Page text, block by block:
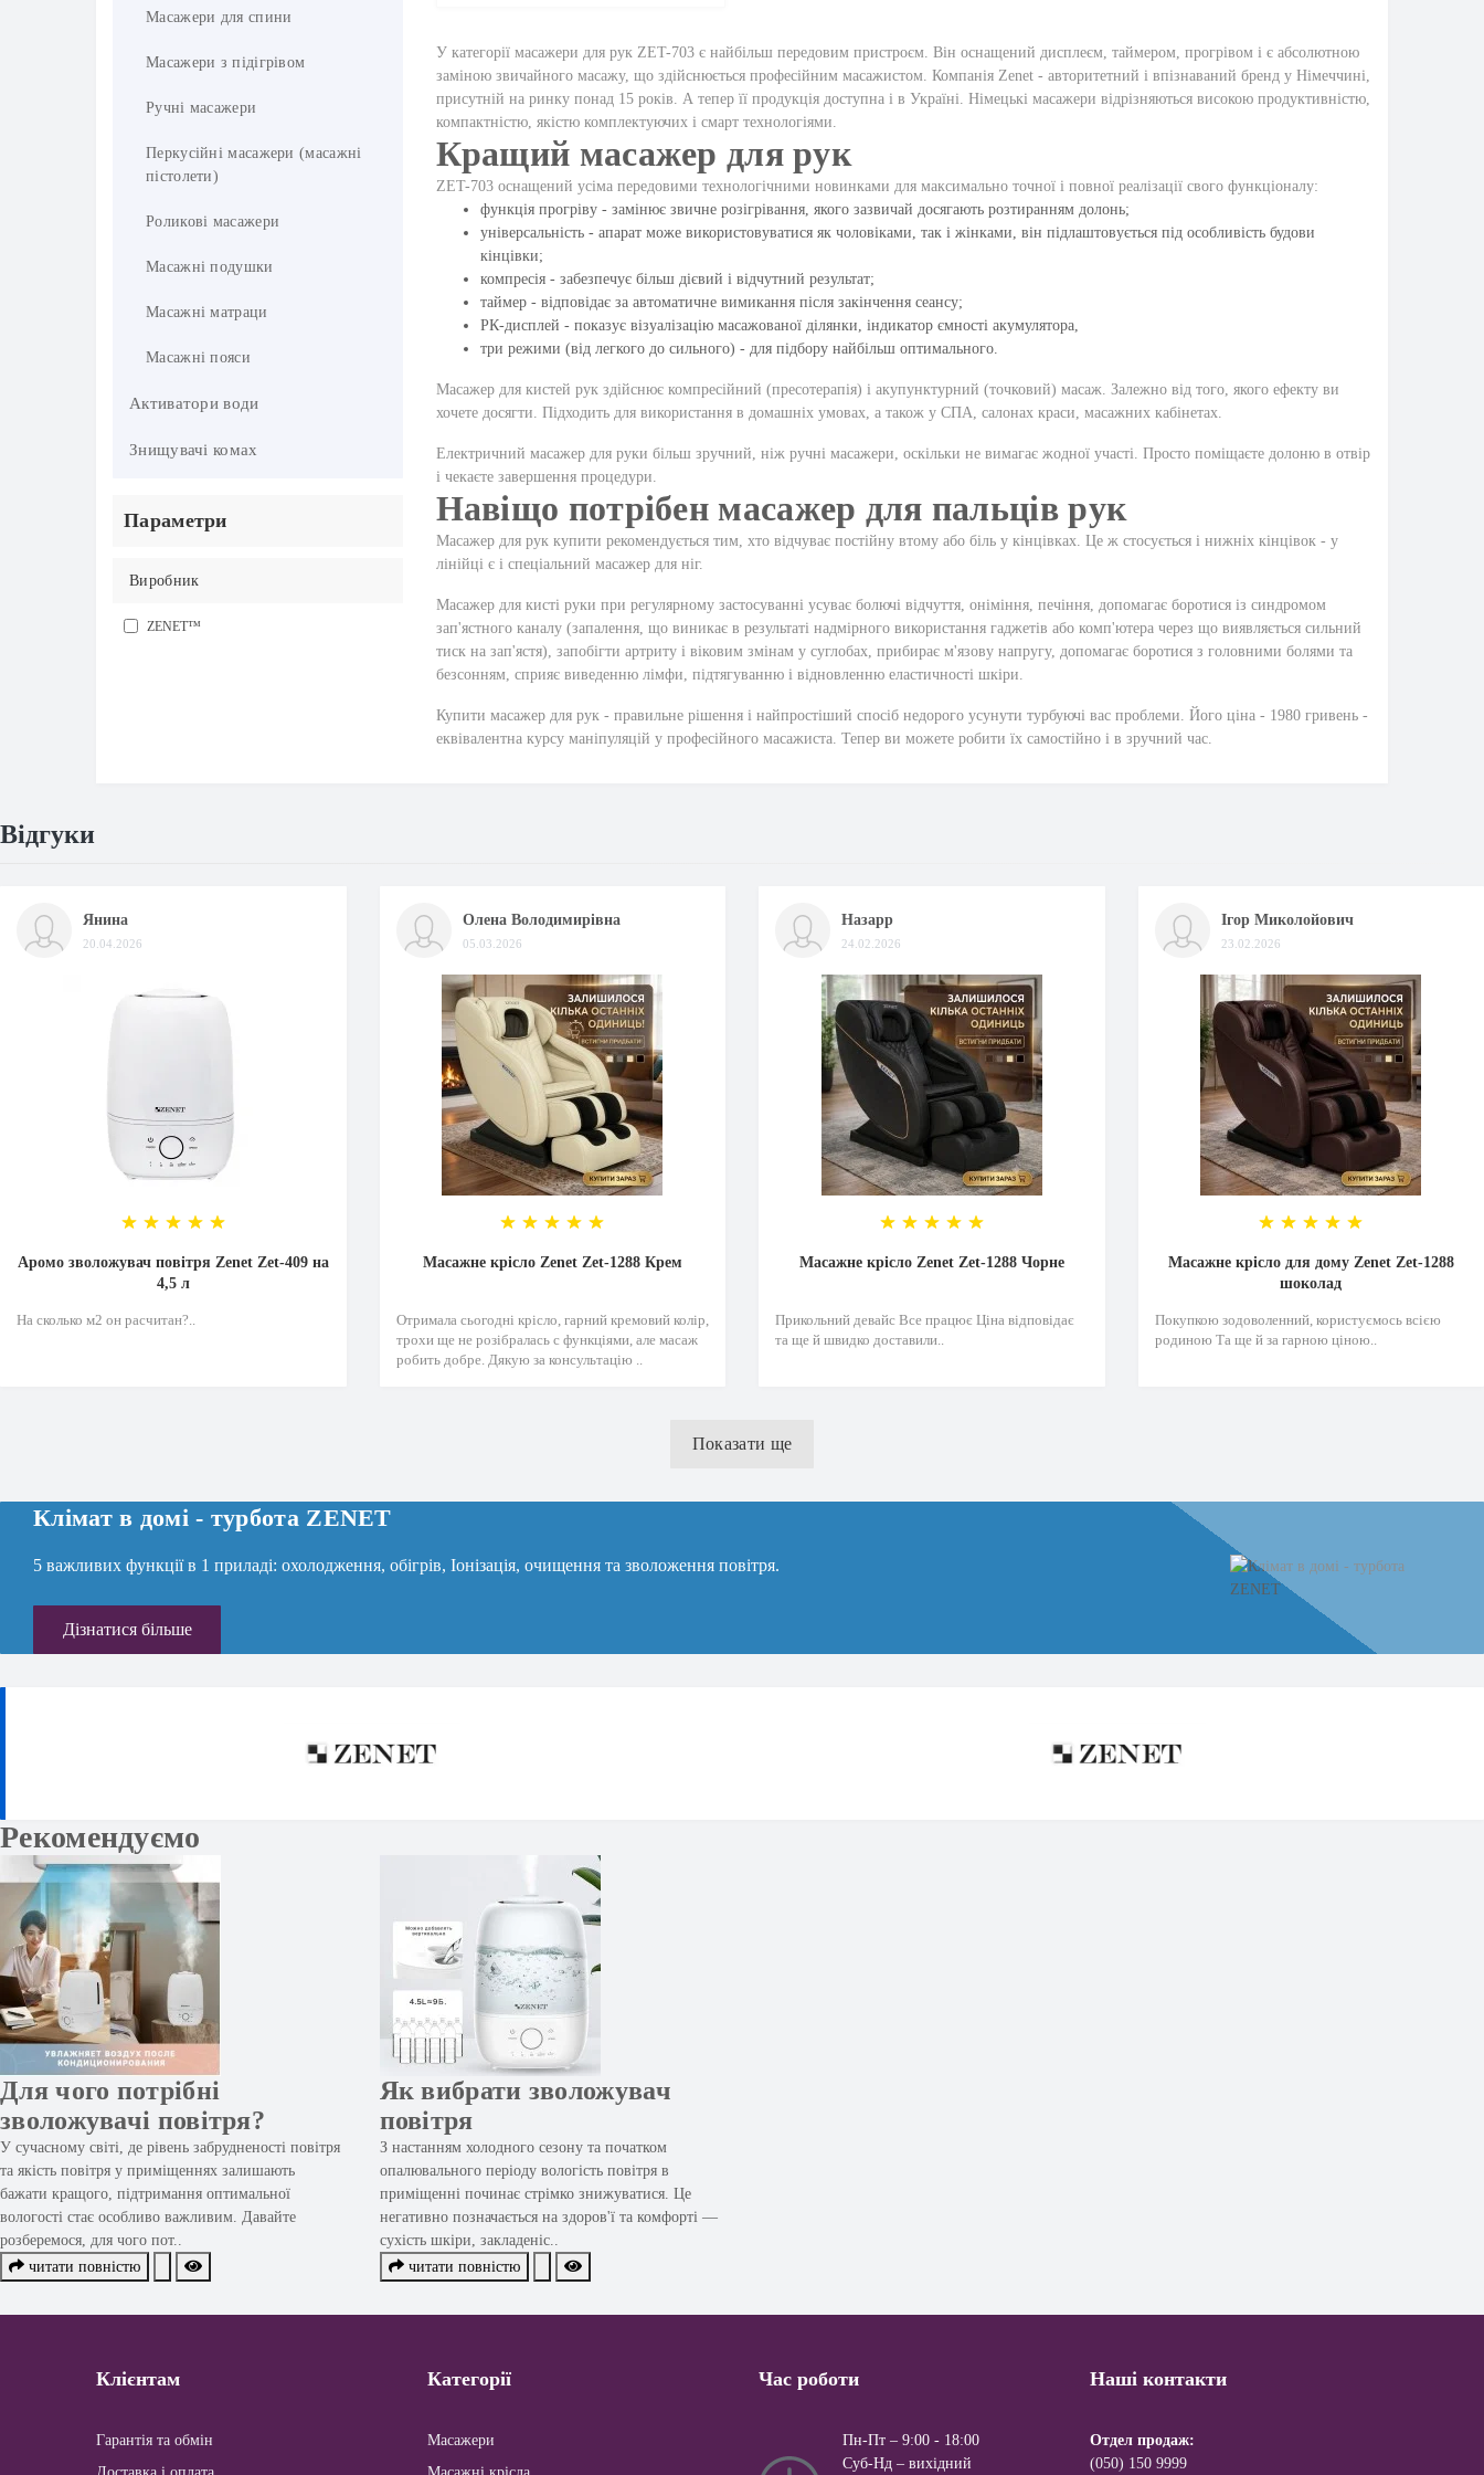
Масажери для спини
Масажери з підігрівом
Ручні масажери
Перкусійні масажери (масажні
пістолети)
Роликові масажери
Масажні подушки
Масажні матраци
Масажні пояси
Активатори води
Знищувачi комах
Параметри
Виробник
ZENET™
У категорії масажери для рук ZET-703 є найбільш передовим пристроєм. Він оснащений дисплеєм, таймером, прогрівом і є абсолютною
заміною звичайного масажу, що здійснюється професійним масажистом. Компанія Zenet - авторитетний і впізнаваний бренд у Німеччині,
присутній на ринку понад 15 років. А тепер її продукція доступна і в Україні. Німецькі масажери відрізняються високою продуктивністю,
компактністю, якістю комплектуючих і смарт технологіями.
Кращий масажер для рук
ZET-703 оснащений усіма передовими технологічними новинками для максимально точної і повної реалізації свого функціоналу:
функція прогріву - замінює звичне розігрівання, якого зазвичай досягають розтиранням долонь;
універсальність - апарат може використовуватися як чоловіками, так і жінками, він підлаштовується під особливість будови
кінцівки;
компресія - забезпечує більш дієвий і відчутний результат;
таймер - відповідає за автоматичне вимикання після закінчення сеансу;
РК-дисплей - показує візуалізацію масажованої ділянки, індикатор ємності акумулятора,
три режими (від легкого до сильного) - для підбору найбільш оптимального.
Масажер для кистей рук здійснює компресійний (пресотерапія) і акупунктурний (точковий) масаж. Залежно від того, якого ефекту ви
хочете досягти. Підходить для використання в домашніх умовах, а також у СПА, салонах краси, масажних кабінетах.
Електричний масажер для руки більш зручний, ніж ручні масажери, оскільки не вимагає жодної участі. Просто поміщаєте долоню в отвір
і чекаєте завершення процедури.
Навіщо потрібен масажер для пальців рук
Масажер для рук купити рекомендується тим, хто відчуває постійну втому або біль у кінцівках. Це ж стосується і нижніх кінцівок - у
лінійці є і спеціальний масажер для ніг.
Масажер для кисті руки при регулярному застосуванні усуває болючі відчуття, оніміння, печіння, допомагає боротися із синдромом
зап'ястного каналу (запалення, що виникає в результаті надмірного використання гаджетів або комп'ютера через що виявляється сильний
тиск на зап'ястя), запобігти артриту і віковим змінам у суглобах, прибирає м'язову напругу, допомагає боротися з головними болями та
безсонням, сприяє виведенню лімфи, підтягуванню і відновленню еластичності шкіри.
Купити масажер для рук - правильне рішення і найпростіший спосіб недорого усунути турбуючі вас проблеми. Його ціна - 1980 гривень -
еквівалентна курсу маніпуляцій у професійного масажиста. Тепер ви можете робити їх самостійно і в зручний час.
Відгуки
Янина
20.04.2026
Аромо зволожувач повітря Zenet Zet-409 на
4,5 л
На сколько м2 он расчитан?..
Олена Володимирівна
05.03.2026
Масажне крісло Zenet Zet-1288 Крем
Отримала сьогодні крісло, гарний кремовий колір,
трохи ще не розібралась с функціями, але масаж
робить добре. Дякую за консультацію ..
Назарр
24.02.2026
Масажне крісло Zenet Zet-1288 Чорне
Прикольний девайс Все працює Ціна відповідає
та ще й швидко доставили..
Ігор Миколойович
23.02.2026
Масажне крісло для дому Zenet Zet-1288
шоколад
Покупкою зодоволенний, користуємось всією
родиною Та ще й за гарною ціною..
Показати ще
Клімат в домi - турбота ZENET
5 важливих функції в 1 приладі: охолодження, обігрів, Іонізація, очищення та зволоження повітря.
Дізнатися більше
Рекомендуємо
Для чого потрібні
зволожувачі повітря?
У сучасному світі, де рівень забрудненості повітря
та якість повітря у приміщеннях залишають
бажати кращого, підтримання оптимальної
вологості стає особливо важливим. Давайте
розберемося, для чого пот..
читати повністю
Як вибрати зволожувач
повітря
З настанням холодного сезону та початком
опалювального періоду вологість повітря в
приміщенні починає стрімко знижуватися. Це
негативно позначається на здоров'ї та комфорті —
сухість шкіри, закладеніс..
читати повністю
Клієнтам
Гарантія та обмін
Категорії
Масажери
Час роботи
Пн-Пт – 9:00 - 18:00
Суб-Нд – вихiдний
Наші контакти
Отдел продаж:
(050) 150 9999